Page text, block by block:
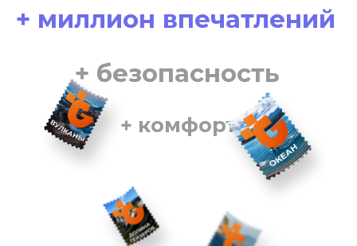
ДЕНЬ 1
Мы встречаем тебя 🤗
в аэропорту Петропавловска-
Камчатского
Чтобы всё успеть, рекомендуем
прилететь до 13:30 по местному
времени
Россия!